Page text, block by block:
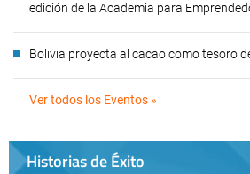
edición de la Academia para
Bolivia proyecta al cacao como tesoro
Ver todos los Eventos »
Historias de Éxito